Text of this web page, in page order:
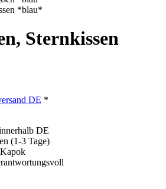
Sternkissen
DE *
DE
(1-3 Tage)